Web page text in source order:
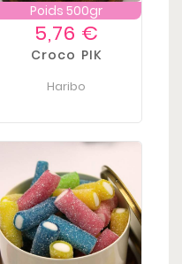
Poids 500gr
Prix
5,76 €
Croco PIK
Haribo